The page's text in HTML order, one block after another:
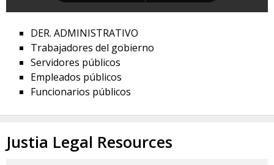
DER. ADMINISTRATIVO
Trabajadores del gobierno
Servidores públicos
Empleados públicos
Funcionarios públicos
Justia Legal Resources